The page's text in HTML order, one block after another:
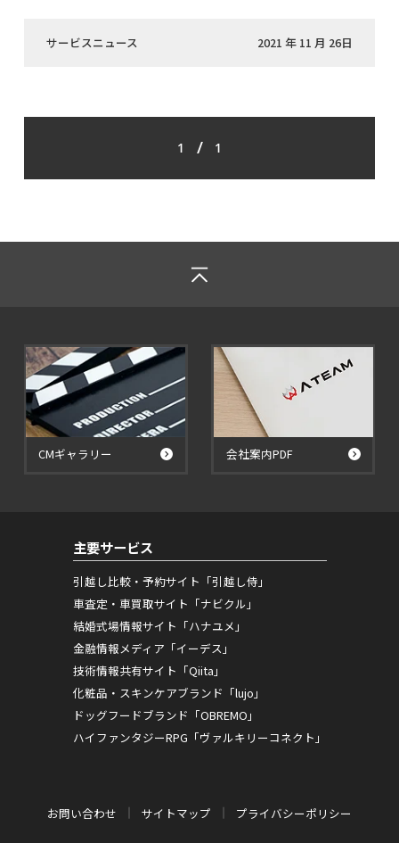
サービスニュース 2021 年 11 月 26日
1 / 1
CMギャラリー 会社案内PDF
主要サービス
引越し比較・予約サイト「引越し侍」
車査定・車買取サイト「ナビクル」
結婚式場情報サイト「ハナユメ」
金融情報メディア「イーデス」
技術情報共有サイト「Qiita」
化粧品・スキンケアブランド「lujo」
ドッグフードブランド「OBREMO」
ハイファンタジーRPG「ヴァルキリーコネクト」
お問い合わせ サイトマップ プライバシーポリシー